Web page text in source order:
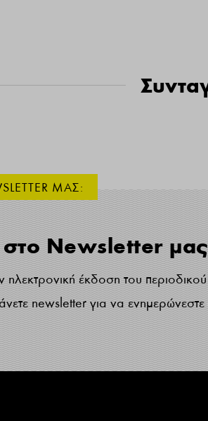
ΜΑΣ:
στο Newsletter μας
ηλεκτρονική έκδοση του
newsletter για να ενημερώνεστε